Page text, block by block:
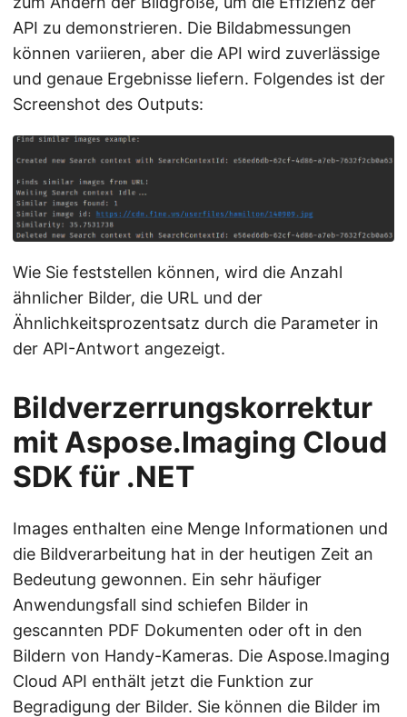
API zu demonstrieren. Die Bildabmessungen
können variieren, aber die API wird zuverlässige
und genaue Ergebnisse liefern. Folgendes ist der
Screenshot des Outputs:
Wie Sie feststellen können, wird die Anzahl
ähnlicher Bilder, die URL und der
Ähnlichkeitsprozentsatz durch die Parameter in
der API-Antwort angezeigt.
Bildverzerrungskorrektur
mit Aspose.Imaging Cloud
SDK für .NET
Images enthalten eine Menge Informationen und
die Bildverarbeitung hat in der heutigen Zeit an
Bedeutung gewonnen. Ein sehr häufiger
Anwendungsfall sind schiefen Bilder in
gescannten PDF Dokumenten oder oft in den
Bildern von Handy-Kameras. Die Aspose.Imaging
Cloud API enthält jetzt die Funktion zur
Begradigung der Bilder. Sie können die Bilder im